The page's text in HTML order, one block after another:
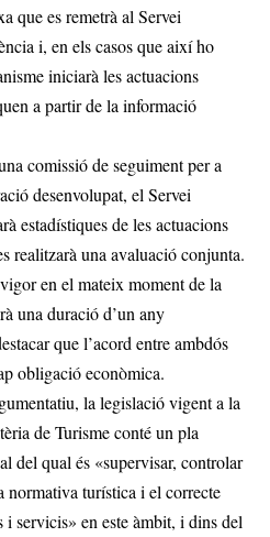
que es remetrà al Servei
i, en els casos que així ho
iniciarà les actuacions
a partir de la informació
comissió de seguiment per a
desenvolupat, el Servei
estadístiques de les actuacions
realitzarà una avaluació conjunta.
en el mateix moment de la
una duració d’un any
que l’acord entre ambdós
obligació econòmica.
la legislació vigent a la
de Turisme conté un pla
del qual és «supervisar, controlar
turística i el correcte
servicis» en este àmbit, i dins del